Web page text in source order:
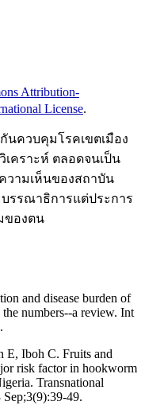
Attribution-
License.
ควบคุมโรคเขตเมือง
เคราะห์ ตลอดจนเป็น
วามเห็นของสถาบัน
รรณาธิการแต่ประการ
ของตน
and disease burden of
numbers--a review. Int
Iboh C. Fruits and
risk factor in hookworm
Transnational
49.